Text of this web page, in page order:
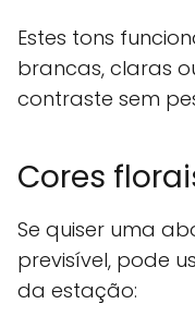
Estes tons
brancas, claras
contraste sem
Cores
Se quiser uma
previsível, pode
da estação: